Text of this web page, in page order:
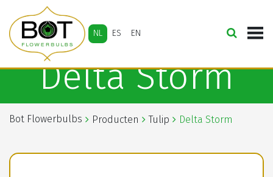
NL ES EN
Delta Storm
Bot Flowerbulbs Producten Tulip Delta Storm